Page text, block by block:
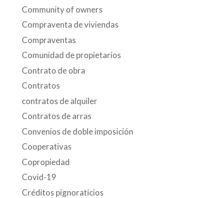
Community of owners
Compraventa de viviendas
Compraventas
Comunidad de propietarios
Contrato de obra
Contratos
contratos de alquiler
Contratos de arras
Convenios de doble imposición
Cooperativas
Copropiedad
Covid-19
Créditos pignoraticios